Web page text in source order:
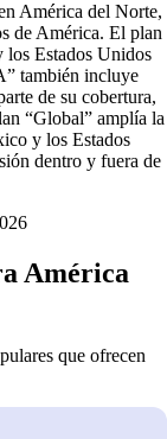
América del Norte,
de América. El plan
los Estados Unidos
también incluye
de su cobertura,
“Global” amplía la
y los Estados
dentro y fuera de
América
que ofrecen